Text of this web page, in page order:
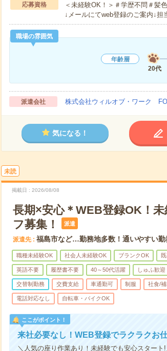
応募資格
＜未経験OK！＞＃学歴不問＃髪
↓メールにてweb登録のご案内↓
職場の雰囲気
年齢層
20代
派遣会社 株式会社ウィルオブ・ワーク
気になる！
未読
掲載日 2026/08/08
長期×安心＊WEB登録OK！
フ募集！
派遣
派遣先 福島市など…勤務地多数！通いやすい勤
職種未経験OK 社会人未経験OK ブランクOK
英語不要 履歴書不要 40～50代活躍 しゅふ歓迎
交替制勤務 交費支給 車通勤可 制服 社食/
電話対応なし 自転車・バイクOK
ここがポイント！
来社必要なし！WEB登録でラクラクお
＼人気の座り作業あり！未経験でも安心スター